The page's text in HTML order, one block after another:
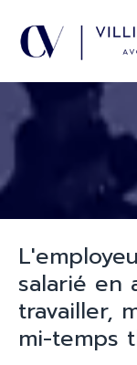
salarié en
travailler,
mi-temps